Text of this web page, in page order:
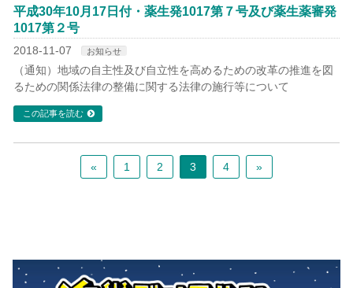
平成30年10月17日付・薬生発1017第７号及び薬生薬審発
1017第２号
2018-11-07 お知らせ
（通知）地域の自主性及び自立性を高めるための改革の推進を図
るための関係法律の整備に関する法律の施行等について
この記事を読む
« 1 2 3 4 »